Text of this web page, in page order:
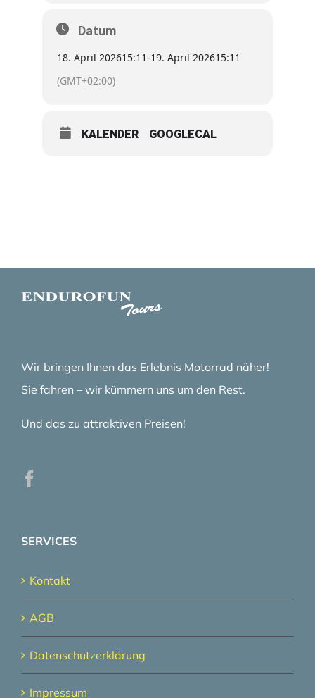
atemberaubendes Erlebnis für Enduro-Anfänger
und echte Offroad-Fans.
Mietmotorräder auf Anfrage, z.B. Yamaha WR
Datum
18. April 202615:11-19. April 202615:11
(GMT+02:00)
KALENDER GOOGLECAL
Wir bringen Ihnen das Erlebnis Motorrad näher!
Sie fahren – wir kümmern uns um den Rest.
Und das zu attraktiven Preisen!
SERVICES
Kontakt
AGB
Datenschutzerklärung
Impressum